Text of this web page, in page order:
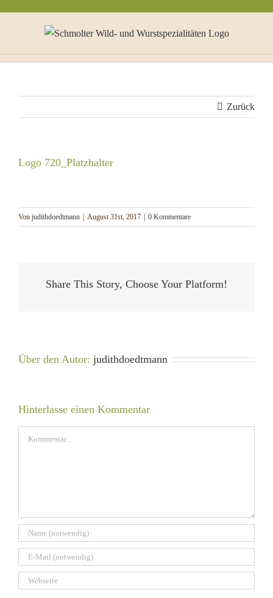
Zurück
Logo 720_Platzhalter
Von judithdoedtmann August 31st, 2017 0 Kommentare
Share This Story, Choose Your Platform!
Über den Autor: judithdoedtmann
Hinterlasse einen Kommentar
Kommentar